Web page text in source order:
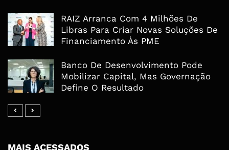
RAIZ Arranca Com 4 Milhões De
Libras Para Criar Novas Soluções De
Financiamento Às PME
Banco De Desenvolvimento Pode
Mobilizar Capital, Mas Governação
Define O Resultado
MAIS ACESSADOS